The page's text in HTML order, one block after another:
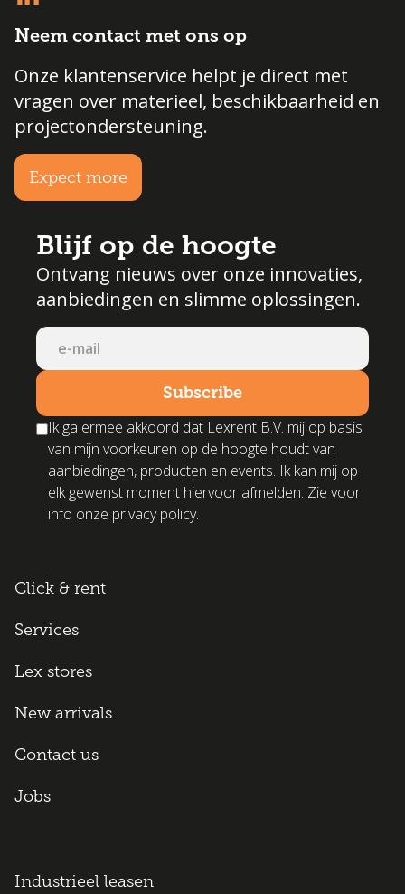
Neem contact met ons op
Onze klantenservice helpt je direct met
vragen over materieel, beschikbaarheid en
projectondersteuning.
Expect more
Blijf op de hoogte
Ontvang nieuws over onze innovaties,
aanbiedingen en slimme oplossingen.
Ik ga ermee akkoord dat Lexrent B.V. mij op basis
van mijn voorkeuren op de hoogte houdt van
aanbiedingen, producten en events. Ik kan mij op
elk gewenst moment hiervoor afmelden. Zie voor
info onze privacy policy.
Click & rent
Services
Lex stores
New arrivals
Contact us
Jobs
Industrieel leasen